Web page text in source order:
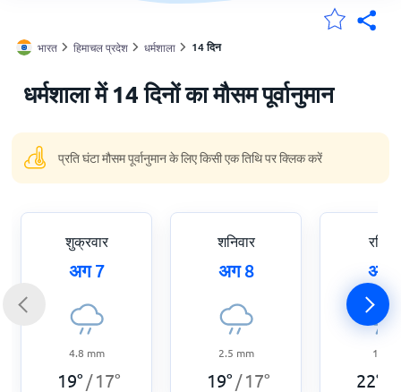
होमभारत हिमाचल प्रदेश धर्मशाला 14 दिन
धर्मशाला में 14 दिनों का मौसम पूर्वानुमान
प्रति घंटा मौसम पूर्वानुमान के लिए किसी एक तिथि पर क्लिक करें
शुक्रवार
अग 7
4.8 mm
19° / 17°
शनिवार
अग 8
2.5 mm
19° / 17°
अग
1
22°